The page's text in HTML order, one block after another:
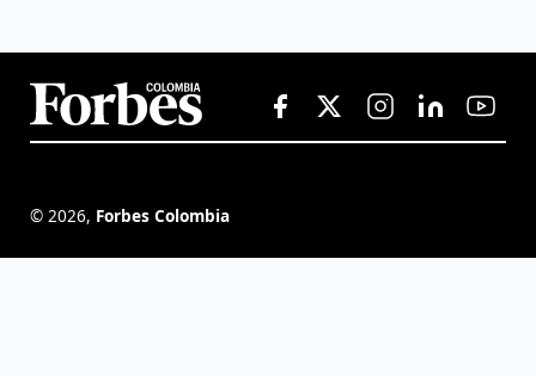
© 2026, Forbes Colombia